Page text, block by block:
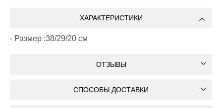
ХАРАКТЕРИСТИКИ
- Размер :38/29/20 см
ОТЗЫВЫ
СПОСОБЫ ДОСТАВКИ